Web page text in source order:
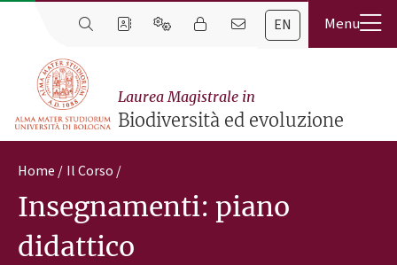
EN
Laurea Magistrale in
Biodiversità ed evoluzione
Home Il Corso
Insegnamenti: piano
didattico